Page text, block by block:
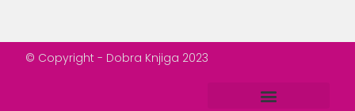
© Copyright - Dobra Knjiga 2023